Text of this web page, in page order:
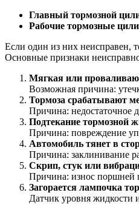
Главный тормозной
Рабочие тормозные
Если один из них неисправен,
Основные признаки
Мягкая или
Возможная причина:
Тормоза срабатывают
Причина: недостаточное
Подтекание тормозной
Причина: повреждение
Автомобиль тянет в
Причина: заклинивание
Скрип, стук или
Причина: износ поршней
Загорается лампочка
Датчик уровня жидкости